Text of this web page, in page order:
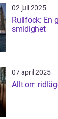
02 juli 2025
Rullfock: En
smidighet
07 april 2025
Allt om